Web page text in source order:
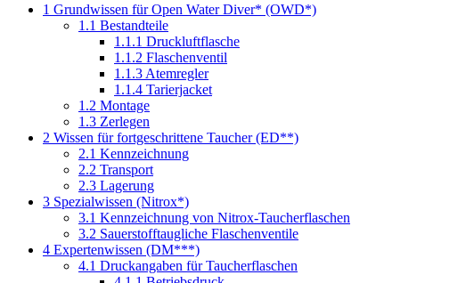
1 Grundwissen für Open Water Diver* (OWD*)
1.1 Bestandteile
1.1.1 Druckluftflasche
1.1.2 Flaschenventil
1.1.3 Atemregler
1.1.4 Tarierjacket
1.2 Montage
1.3 Zerlegen
2 Wissen für fortgeschrittene Taucher (ED**)
2.1 Kennzeichnung
2.2 Transport
2.3 Lagerung
3 Spezialwissen (Nitrox*)
3.1 Kennzeichnung von Nitrox-Taucherflaschen
3.2 Sauerstofftaugliche Flaschenventile
4 Expertenwissen (DM***)
4.1 Druckangaben für Taucherflaschen